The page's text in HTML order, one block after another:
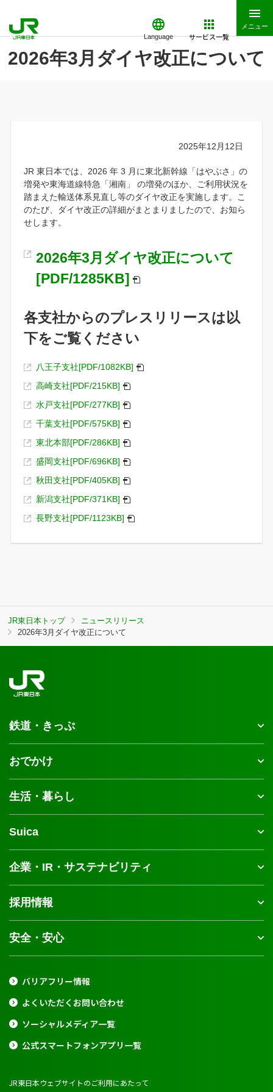
Language サービス一覧
メニュー
2026年3月ダイヤ改正について
2025年12月12日
JR 東日本では、2026 年 3 月に東北新幹線「はやぶさ」の
増発や東海道線特急「湘南」 の増発のほか、ご利用状況を
踏まえた輸送体系見直し等のダイヤ改正を実施します。こ
のたび、ダイヤ改正の詳細がまとまりましたので、お知ら
せします。
2026年3月ダイヤ改正について
[PDF/1285KB]
各支社からのプレスリリースは以
下をご覧ください
八王子支社[PDF/1082KB]
高崎支社[PDF/215KB]
水戸支社[PDF/277KB]
千葉支社[PDF/575KB]
東北本部[PDF/286KB]
盛岡支社[PDF/696KB]
秋田支社[PDF/405KB]
新潟支社[PDF/371KB]
長野支社[PDF/1123KB]
JR東日本トップ
ニュースリリース
2026年3月ダイヤ改正について
鉄道・きっぷ
おでかけ
生活・暮らし
Suica
企業・IR・サステナビリティ
採用情報
安全・安心
バリアフリー情報
よくいただくお問い合わせ
ソーシャルメディア一覧
公式スマートフォンアプリ一覧
JR東日本ウェブサイトのご利用にあたって